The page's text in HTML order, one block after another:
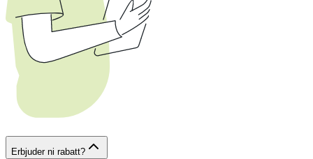
Erbjuder ni rabatt?